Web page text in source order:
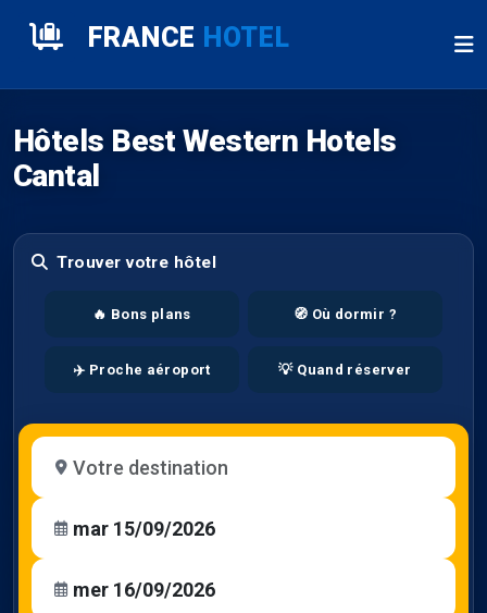
FRANCE HOTEL
Hôtels Best Western Hotels
Cantal
Trouver votre hôtel
🔥 Bons plans 🧭 Où dormir ?
✈️ Proche aéroport 💡 Quand réserver